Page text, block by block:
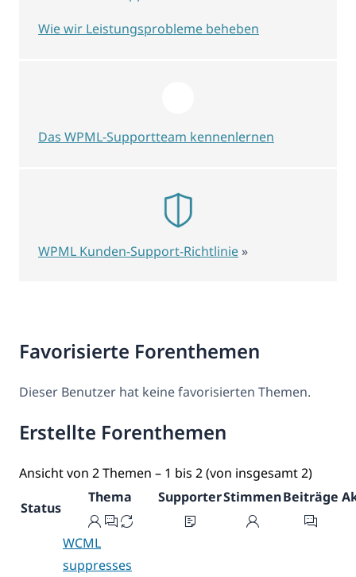
Favorisierte Forenthemen
Dieser Benutzer hat keine favorisierten Themen.
Erstellte Forenthemen
Ansicht von 2 Themen – 1 bis 2 (von insgesamt 2)
Status
Thema SupporterStimmenBeiträge
WCML
suppresses
Wie wir Leistungsprobleme beheben
Das WPML-Supportteam kennenlernen
WPML Kunden-Support-Richtlinie »